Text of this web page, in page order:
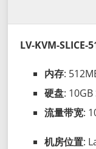
LV-KVM-SLICE-
内存:
硬盘: 10GB
流量带宽:
机房位置: